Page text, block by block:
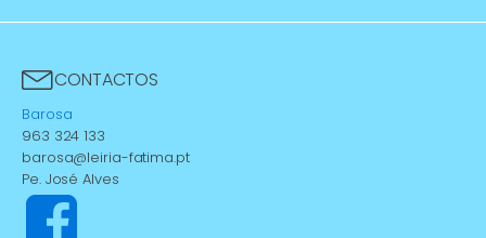
CONTACTOS
Barosa
963 324 133
barosa@leiria-fatima.pt
Pe. José Alves